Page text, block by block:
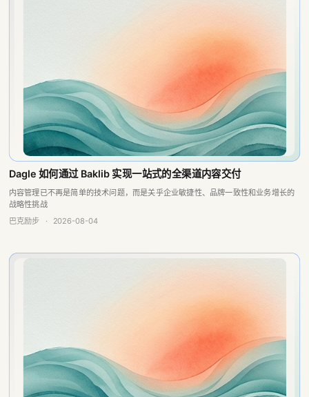
Dagle 如何通过 Baklib 实现一站式的全渠道内容交付
内容管理已不再是简单的技术问题，而是关乎企业敏捷性、品牌一致性和业务增长的
战略性挑战
巴克励步 · 2026-08-04
中小企业如何活用知识管理